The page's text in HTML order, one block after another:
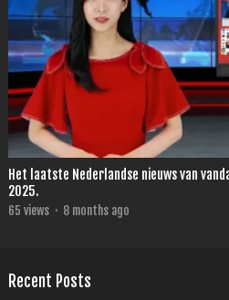
Het laatste Nederlandse nieuws van
2025.
65 views · 8 months ago
Recent Posts